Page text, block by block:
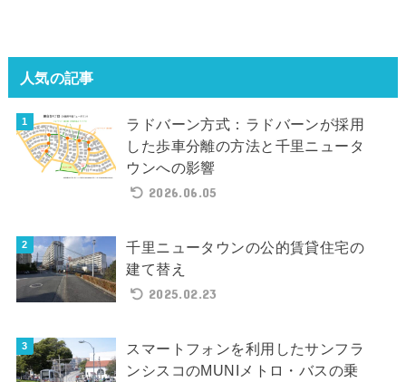
人気の記事
ラドバーン方式：ラドバーンが採用
した歩車分離の方法と千里ニュータ
ウンへの影響
2026.06.05
千里ニュータウンの公的賃貸住宅の
建て替え
2025.02.23
スマートフォンを利用したサンフラ
ンシスコのMUNIメトロ・バスの乗